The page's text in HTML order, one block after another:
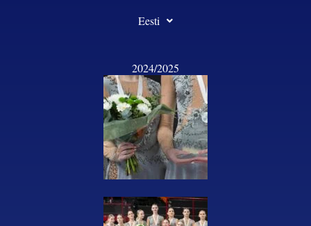
Eesti
2024/2025